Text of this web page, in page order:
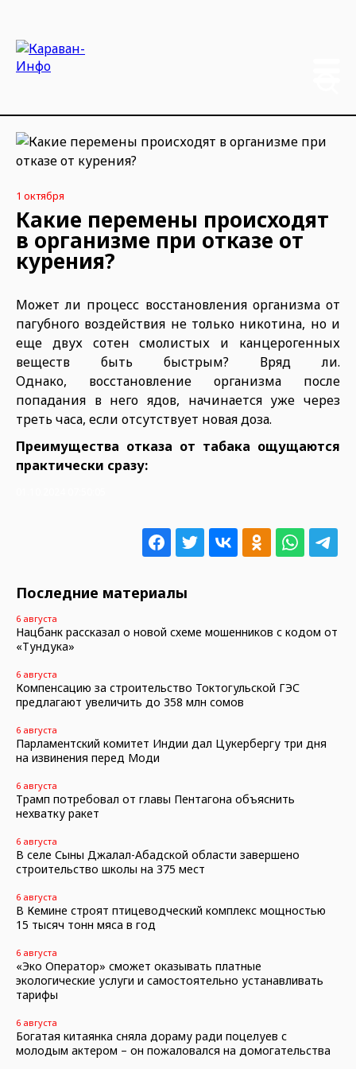
1 октября
Какие перемены происходят
в организме при отказе от
курения?
Может ли процесс восстановления организма от
пагубного воздействия не только никотина, но и
еще двух сотен смолистых и канцерогенных
веществ быть быстрым? Вряд ли.
Однако, восстановление организма после
попадания в него ядов, начинается уже через
треть часа, если отсутствует новая доза.
Преимущества отказа от табака ощущаются
практически сразу:
Последние материалы
6 августа
Нацбанк рассказал о новой схеме мошенников с кодом от
«Тундука»
6 августа
Компенсацию за строительство Токтогульской ГЭС
предлагают увеличить до 358 млн сомов
6 августа
Парламентский комитет Индии дал Цукербергу три дня
на извинения перед Моди
6 августа
Трамп потребовал от главы Пентагона объяснить
нехватку ракет
6 августа
В селе Сыны Джалал-Абадской области завершено
строительство школы на 375 мест
6 августа
В Кемине строят птицеводческий комплекс мощностью
15 тысяч тонн мяса в год
6 августа
«Эко Оператор» сможет оказывать платные
экологические услуги и самостоятельно устанавливать
тарифы
6 августа
Богатая китаянка сняла дораму ради поцелуев с
молодым актером – он пожаловался на домогательства